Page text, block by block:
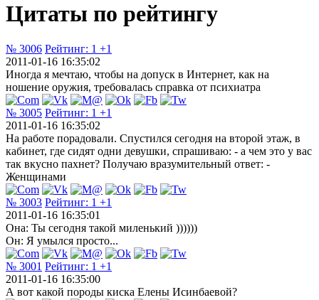
Цитаты по рейтингу
№ 3006 Рейтинг: 1 +1
2011-01-16 16:35:02
Иногда я мечтаю, чтобы на допуск в Интернет, как на
ношение оружия, требовалась справка от психиатра
№ 3005 Рейтинг: 1 +1
2011-01-16 16:35:02
На работе порадовали. Спустился сегодня на второй этаж, в
кабинет, где сидят одни девушки, спрашиваю: - а чем это у вас
так вкусно пахнет? Получаю вразумительный ответ: -
Женщинами
№ 3003 Рейтинг: 1 +1
2011-01-16 16:35:01
Она: Ты сегодня такой миленький ))))))
Он: Я умылся просто...
№ 3001 Рейтинг: 1 +1
2011-01-16 16:35:00
А вот какой породы киска Елены Исинбаевой?